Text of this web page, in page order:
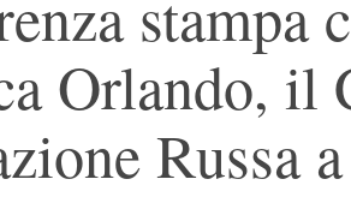
stampa
Orlando, il
Russa